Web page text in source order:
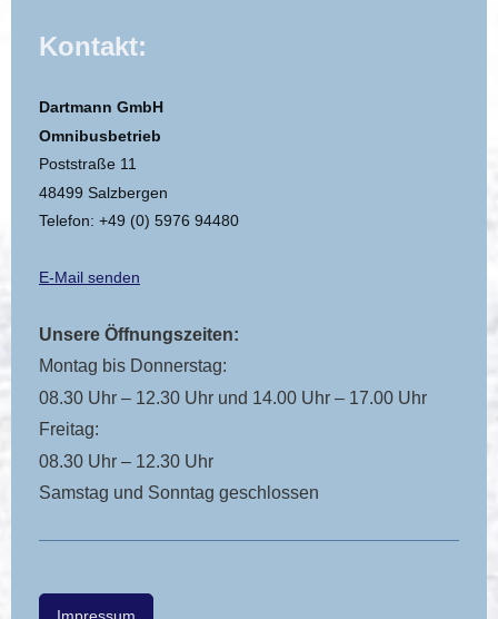
Kontakt:
Dartmann GmbH
Omnibusbetrieb
Poststraße 11
48499 Salzbergen
Telefon: +49 (0) 5976 94480
E-Mail senden
Unsere Öffnungszeiten:
Montag bis Donnerstag:
08.30 Uhr – 12.30 Uhr und 14.00 Uhr – 17.00 Uhr
Freitag:
08.30 Uhr – 12.30 Uhr
Samstag und Sonntag geschlossen
Impressum